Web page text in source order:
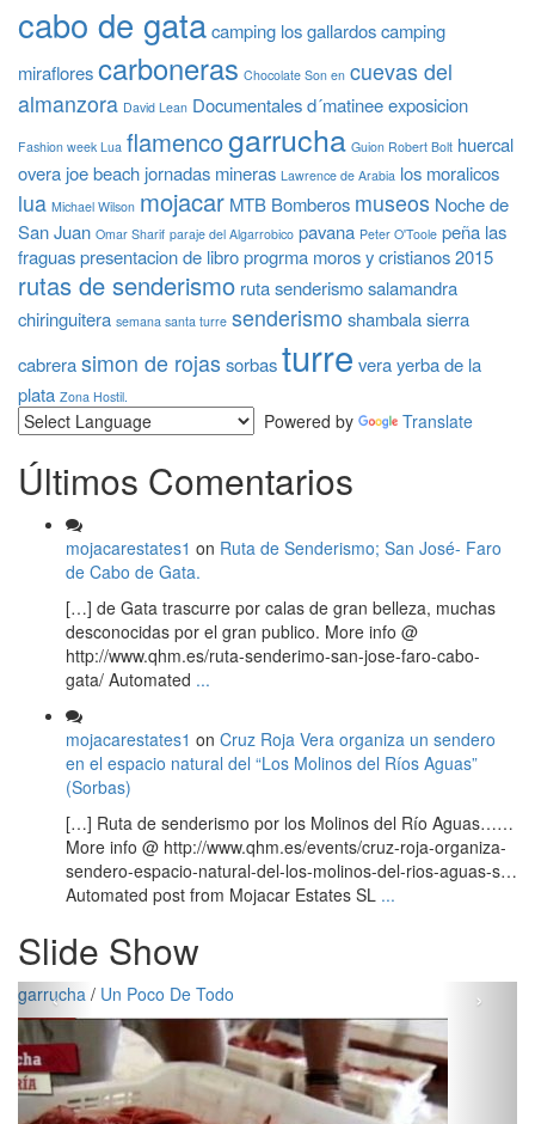
cabo de gatacamping los gallardoscamping
miraflorescarboneras Chocolate Son en cuevas del
almanzora David Lean Documentalesd´matineeexposicion
Fashion week Lua flamencogarrucha Guion Robert Bolt huercal
overa joe beach jornadas mineras Lawrence de Arabia los moralicos
lua Michael Wilson mojacar MTB Bomberos museos Noche de
San Juan Omar Sharif paraje del Algarrobico pavana Peter O'Toole peña las
fraguaspresentacion de libroprogrma moros y cristianos 2015
rutas de senderismo ruta senderismosalamandra
chiringuitera semana santa turre senderismo shambalasierra
cabrerasimon de rojas sorbasturre verayerba de la
plata Zona Hostil.
Powered by Translate
Últimos Comentarios
mojacarestates1 on Ruta de Senderismo; San José- Faro
de Cabo de Gata.
[…] de Gata trascurre por calas de gran belleza, muchas
desconocidas por el gran publico. More info @
http://www.qhm.es/ruta-senderimo-san-jose-faro-cabo-
gata/ Automated ...
mojacarestates1 on Cruz Roja Vera organiza un sendero
en el espacio natural del “Los Molinos del Ríos Aguas”
(Sorbas)
[…] Ruta de senderismo por los Molinos del Río Aguas……
More info @ http://www.qhm.es/events/cruz-roja-organiza-
sendero-espacio-natural-del-los-molinos-del-rios-aguas-s…
Automated post from Mojacar Estates SL ...
Slide Show
garrucha / Un Poco De Todo
‹ ›